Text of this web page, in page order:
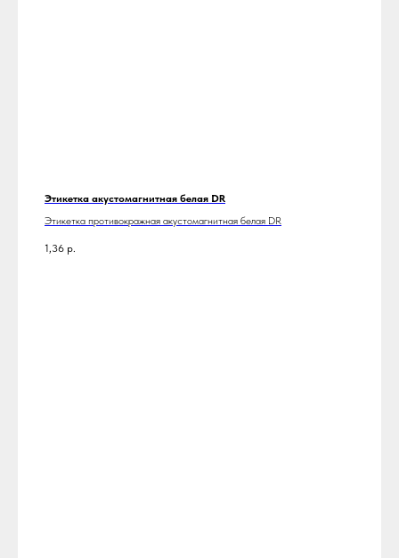
Этикетка акустомагнитная белая DR
Этикетка противокражная акустомагнитная белая DR
1,36 р.